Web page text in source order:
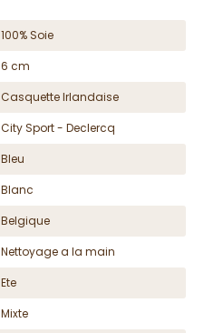
100% Soie
6 cm
Casquette Irlandaise
City Sport - Declercq
Bleu
Blanc
Belgique
Nettoyage a la main
Ete
Mixte